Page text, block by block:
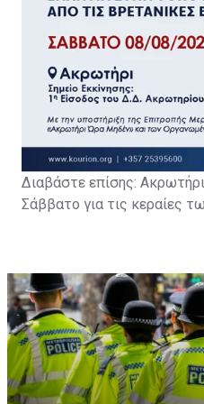
Διαβάστε επίσης: Α
Σάββατο για τις κεραίες